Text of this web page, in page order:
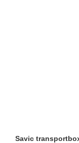
Savic